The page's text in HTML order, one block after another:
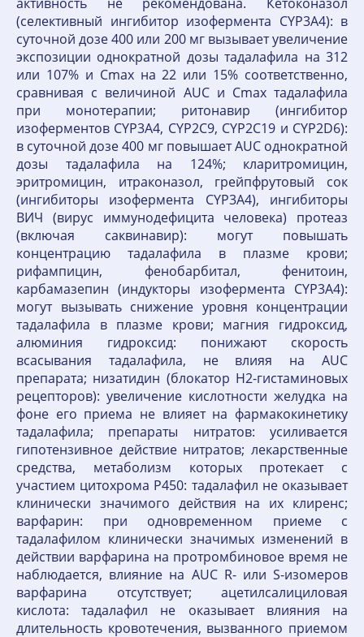
(селективный ингибитор изофермента CYP3A4): в
суточной дозе 400 или 200 мг вызывает увеличение
экспозиции однократной дозы тадалафила на 312
или 107% и Cmax на 22 или 15% соответственно,
сравнивая с величиной AUC и Cmax тадалафила
при монотерапии; ритонавир (ингибитор
изоферментов CYP3A4, CYP2С9, CYP2С19 и CYP2D6):
в суточной дозе 400 мг повышает AUC однократной
дозы тадалафила на 124%; кларитромицин,
эритромицин, итраконазол, грейпфрутовый сок
(ингибиторы изофермента CYP3A4), ингибиторы
ВИЧ (вирус иммунодефицита человека) протеаз
(включая саквинавир): могут повышать
концентрацию тадалафила в плазме крови;
рифампицин, фенобарбитал, фенитоин,
карбамазепин (индукторы изофермента CYP3A4):
могут вызывать снижение уровня концентрации
тадалафила в плазме крови; магния гидроксид,
алюминия гидроксид: понижают скорость
всасывания тадалафила, не влияя на AUC
препарата; низатидин (блокатор Н2-гистаминовых
рецепторов): увеличение кислотности желудка на
фоне его приема не влияет на фармакокинетику
тадалафила; препараты нитратов: усиливается
гипотензивное действие нитратов; лекарственные
средства, метаболизм которых протекает с
участием цитохрома Р450: тадалафил не оказывает
клинически значимого действия на их клиренс;
варфарин: при одновременном приеме с
тадалафилом клинически значимых изменений в
действии варфарина на протромбиновое время не
наблюдается, влияние на AUC R- или S-изомеров
варфарина отсутствует; ацетилсалициловая
кислота: тадалафил не оказывает влияния на
длительность кровотечения, вызванного приемом